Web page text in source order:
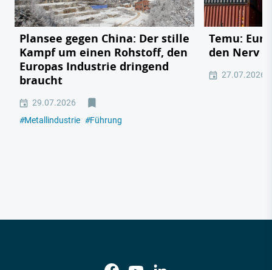
Plansee gegen China: Der stille
Kampf um einen Rohstoff, den
Europas Industrie dringend
braucht
29.07.2026
#Metallindustrie #Führung
Temu:
den Nerv
27.07.2026